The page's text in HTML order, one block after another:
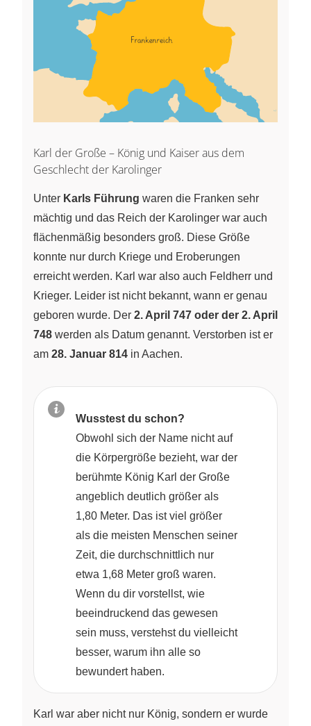
Karl der Große – König und Kaiser aus dem
Geschlecht der Karolinger
Unter Karls Führung waren die Franken sehr
mächtig und das Reich der Karolinger war auch
flächenmäßig besonders groß. Diese Größe
konnte nur durch Kriege und Eroberungen
erreicht werden. Karl war also auch Feldherr und
Krieger. Leider ist nicht bekannt, wann er genau
geboren wurde. Der 2. April 747 oder der 2. April
748 werden als Datum genannt. Verstorben ist er
am 28. Januar 814 in Aachen.
Wusstest du schon?
Obwohl sich der Name nicht auf
die Körpergröße bezieht, war der
berühmte König Karl der Große
angeblich deutlich größer als
1,80 Meter. Das ist viel größer
als die meisten Menschen seiner
Zeit, die durchschnittlich nur
etwa 1,68 Meter groß waren.
Wenn du dir vorstellst, wie
beeindruckend das gewesen
sein muss, verstehst du vielleicht
besser, warum ihn alle so
bewundert haben.
Karl war aber nicht nur König, sondern er wurde